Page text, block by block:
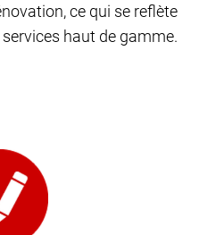
ce qui se reflète
haut de gamme.